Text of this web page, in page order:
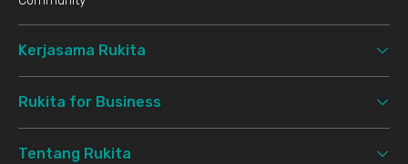
Kerjasama Rukita
Rukita for Business
Tentang Rukita